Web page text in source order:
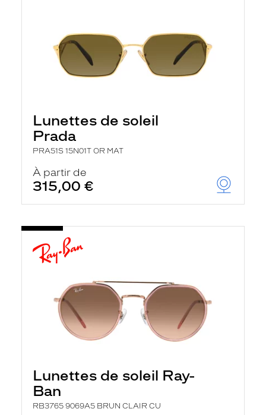
Lunettes de soleil
Prada
PRA51S 15N01T OR MAT
À partir de
315,00 €
Lunettes de soleil Ray-
Ban
RB3765 9069A5 BRUN CLAIR CU